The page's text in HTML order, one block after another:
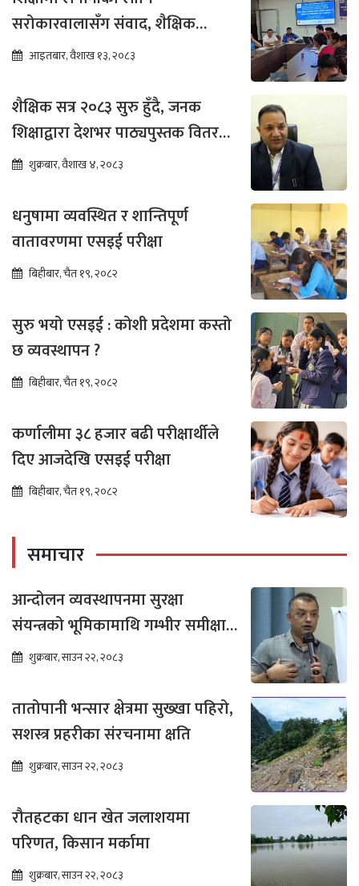
सरोकारवालासँग संवाद, शैक्षिक
सुधारमा जोड
आइतबार, वैशाख १३, २०८३
शैक्षिक सत्र २०८३ सुरु हुँदै, जनक
शिक्षाद्वारा देशभर पाठ्यपुस्तक वितरण
तीव्रशुक्रबार, वैशाख ४, २०८३
धनुषामा व्यवस्थित र शान्तिपूर्ण
वातावरणमा एसइई परीक्षा
बिहीबार, चैत १९, २०८२
सुरु भयो एसइई : कोशी प्रदेशमा कस्तो
छ व्यवस्थापन ?
बिहीबार, चैत १९, २०८२
कर्णालीमा ३८ हजार बढी परीक्षार्थीले
दिए आजदेखि एसइई परीक्षा
बिहीबार, चैत १९, २०८२
समाचार
आन्दोलन व्यवस्थापनमा सुरक्षा
संयन्त्रको भूमिकामाथि गम्भीर समीक्षा
आवश्यक : गगन थापा
शुक्रबार, साउन २२, २०८३
तातोपानी भन्सार क्षेत्रमा सुख्खा पहिरो,
सशस्त्र प्रहरीका संरचनामा क्षति
शुक्रबार, साउन २२, २०८३
रौतहटका धान खेत जलाशयमा
परिणत, किसान मर्कामा
शुक्रबार, साउन २२, २०८३